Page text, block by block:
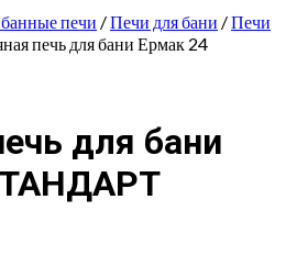
печи /Печи для бани /Печи
печь для бани Ермак 24
для бани